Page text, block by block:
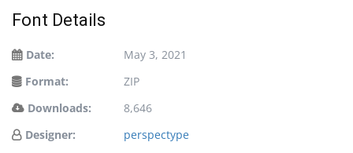
Font Details
Date:
May 3, 2021
Format:
ZIP
Downloads:
8,646
Designer:
perspectype